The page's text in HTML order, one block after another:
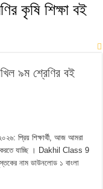
কৃষি শিক্ষা বই
৯ম শ্রেণির বই
প্রিয় শিক্ষার্থী, আজ আমরা
করতে যাচ্ছি । Dakhil Class 9
নাম ডাউনলোড ১ বাংলা